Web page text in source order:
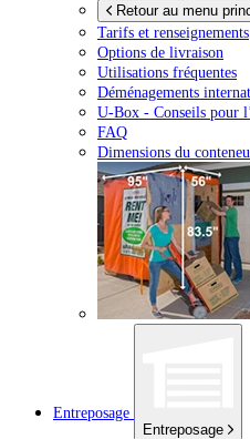
Retour au menu
Tarifs et renseignements
Options de livraison
Utilisations fréquentes
Déménagements
U-Box - Conseils pour
FAQ
Dimensions du
Entreposage
Entreposage